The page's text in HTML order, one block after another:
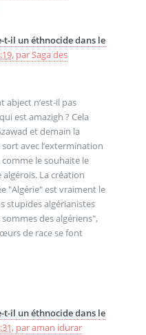
t-il un éthnocide dans le
, parSaga des
abject n’est-il pas
est amazigh ? Cela
et demain la
avec l’extermination
le souhaite le
La création
"Algérie" est vraiment le
stupides algérianistes
des algériens",
de race se font
t-il un éthnocide dans le
, paraman idurar